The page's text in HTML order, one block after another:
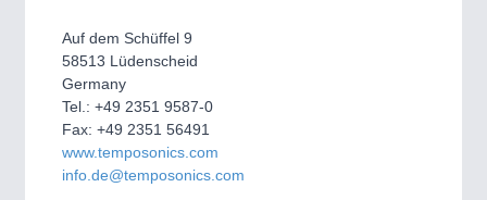
Auf dem Schüffel 9
58513 Lüdenscheid
Germany
Tel.: +49 2351 9587-0
Fax: +49 2351 56491
www.temposonics.com
info.de@temposonics.com